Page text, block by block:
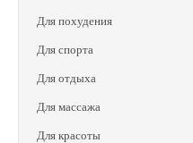
Для похудения
Для спорта
Для отдыха
Для массажа
Для красоты